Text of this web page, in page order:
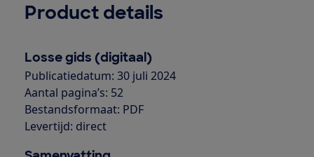
Product details
Losse gids (digitaal)
Publicatiedatum: 30 juli 2024
Aantal pagina’s: 52
Bestandsformaat: PDF
Levertijd: direct